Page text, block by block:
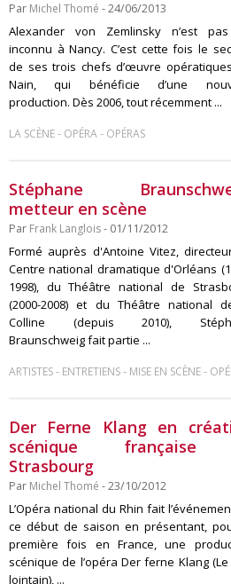
Par Michel Thomé - 24/06/2013
Alexander von Zemlinsky n’est
inconnu à Nancy. C’est cette fois le
de ses trois chefs d’œuvre
Nain, qui bénéficie d’une
production. Dès 2006, tout récemment ...
LA SCÈNE- OPÉRA- OPÉRAS
Stéphane
metteur en scène
Par Frank Langlois- 01/11/2012
Formé auprès d'Antoine Vitez,
Centre national dramatique d'Orléans
1998), du Théâtre national de
(2000-2008) et du Théâtre national
Colline (depuis 2010),
Braunschweig fait partie ...
ARTISTES- ENTRETIENS- MISE EN SCÈNE-
Der Ferne Klang en
scénique
Strasbourg
Par Michel Thomé - 23/10/2012
L’Opéra national du Rhin fait
ce début de saison en présentant,
première fois en France, une
scénique de l’opéra Der ferne Klang
lointain), ...